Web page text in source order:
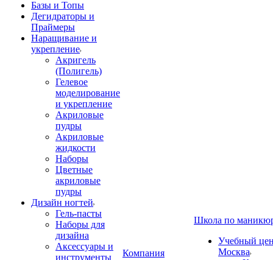
Базы и Топы
Дегидраторы и
Праймеры
Наращивание и
укрепление
Акригель
(Полигель)
Гелевое
моделирование
и укрепление
Акриловые
пудры
Акриловые
жидкости
Наборы
Цветные
акриловые
пудры
Дизайн ногтей
Гель-пасты
Наборы для
дизайна
Аксессуары и
инструменты
Компания
Школа по
Учебный
Москва